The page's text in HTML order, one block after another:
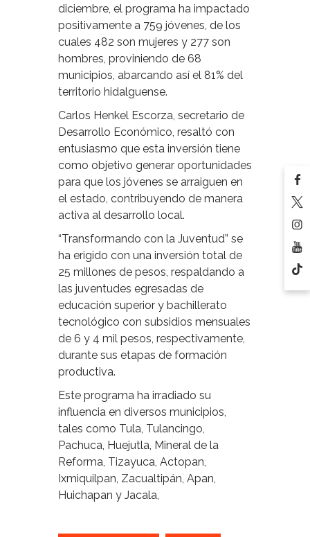
diciembre, el programa ha impactado
positivamente a 759 jóvenes, de los
cuales 482 son mujeres y 277 son
hombres, proviniendo de 68
municipios, abarcando así el 81% del
territorio hidalguense.
Carlos Henkel Escorza, secretario de
Desarrollo Económico, resaltó con
entusiasmo que esta inversión tiene
como objetivo generar oportunidades
para que los jóvenes se arraiguen en
el estado, contribuyendo de manera
activa al desarrollo local.
“Transformando con la Juventud” se
ha erigido con una inversión total de
25 millones de pesos, respaldando a
las juventudes egresadas de
educación superior y bachillerato
tecnológico con subsidios mensuales
de 6 y 4 mil pesos, respectivamente,
durante sus etapas de formación
productiva.
Este programa ha irradiado su
influencia en diversos municipios,
tales como Tula, Tulancingo,
Pachuca, Huejutla, Mineral de la
Reforma, Tizayuca, Actopan,
Ixmiquilpan, Zacualtipán, Apan,
Huichapan y Jacala,